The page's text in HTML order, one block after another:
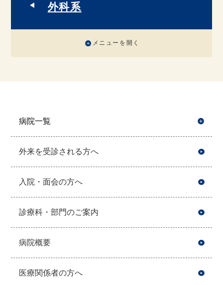
外科系
メニューを開く
病院一覧
外来を受診される方へ
入院・面会の方へ
診療科・部門のご案内
病院概要
医療関係者の方へ